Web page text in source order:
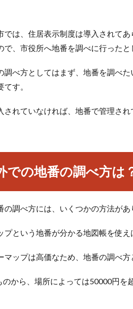
では、住居表示制度は導入されて
で、市役所へ地番を調べに行った
調べ方としてはまず、地番を調べ
す。
されていなければ、地番で管理さ
での地番の調べ方は
調べ方には、いくつかの方法があ
プという地番が分かる地図帳を使
マップは高価なため、地番の調べ方
のから、場所によっては50000円